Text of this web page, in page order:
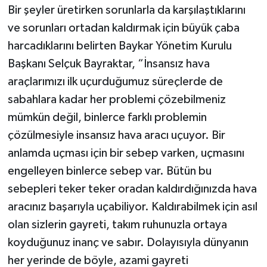
Bir şeyler üretirken sorunlarla da karşılaştıklarını
ve sorunları ortadan kaldırmak için büyük çaba
harcadıklarını belirten Baykar Yönetim Kurulu
Başkanı Selçuk Bayraktar, “İnsansız hava
araçlarımızı ilk uçurduğumuz süreçlerde de
sabahlara kadar her problemi çözebilmeniz
mümkün değil, binlerce farklı problemin
çözülmesiyle insansız hava aracı uçuyor. Bir
anlamda uçması için bir sebep varken, uçmasını
engelleyen binlerce sebep var. Bütün bu
sebepleri teker teker oradan kaldırdığınızda hava
aracınız başarıyla uçabiliyor. Kaldırabilmek için asıl
olan sizlerin gayreti, takım ruhunuzla ortaya
koyduğunuz inanç ve sabır. Dolayısıyla dünyanın
her yerinde de böyle, azami gayreti